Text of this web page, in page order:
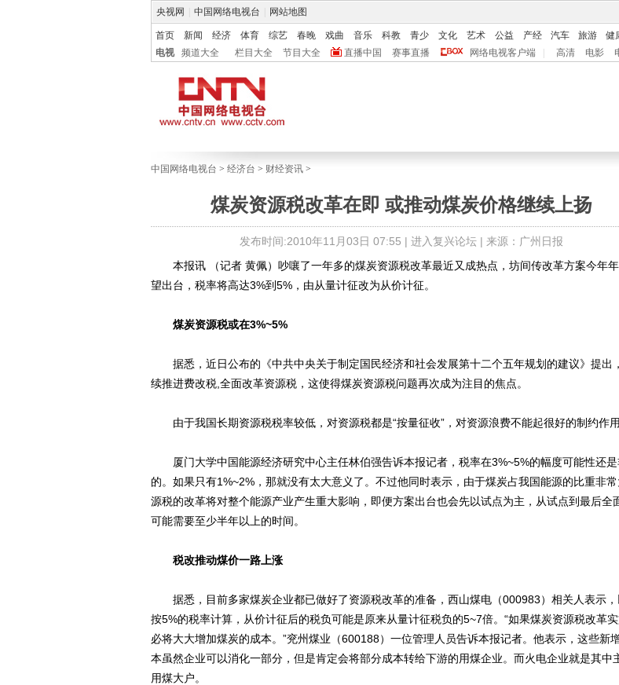
央视网 中国网络电视台 网站地图
首页 新闻 经济 体育 综艺 春晚 戏曲 音乐 科教 青少 文化 艺术 公益 产经 汽车 旅游 健
电视
频道大全 栏目大全 节目大全 直播中国 赛事直播 网络电视客户端 高清 电影
中国网络电视台 > 经济台 > 财经资讯 >
煤炭资源税改革在即 或推动煤炭价格继续上扬
发布时间:2010年11月03日 07:55 | 进入复兴论坛| 来源：广州日报
本报讯 （记者 黄佩）吵嚷了一年多的煤炭资源税改革最近又成热点，坊间传改革方案今年
望出台，税率将高达3%到5%，由从量计征改为从价计征。
煤炭资源税或在3%~5%
据悉，近日公布的《中共中央关于制定国民经济和社会发展第十二个五年规划的建议》提出
续推进费改税,全面改革资源税，这使得煤炭资源税问题再次成为注目的焦点。
由于我国长期资源税税率较低，对资源税都是“按量征收”，对资源浪费不能起很好的制约作用
厦门大学中国能源经济研究中心主任林伯强告诉本报记者，税率在3%~5%的幅度可能性还是
的。如果只有1%~2%，那就没有太大意义了。不过他同时表示，由于煤炭占我国能源的比重非
源税的改革将对整个能源产业产生重大影响，即便方案出台也会先以试点为主，从试点到最后全
可能需要至少半年以上的时间。
税改推动煤价一路上涨
据悉，目前多家煤炭企业都已做好了资源税改革的准备，西山煤电（000983）相关人表示，
按5%的税率计算，从价计征后的税负可能是原来从量计征税负的5~7倍。“如果煤炭资源税改革
必将大大增加煤炭的成本。”兖州煤业（600188）一位管理人员告诉本报记者。他表示，这些新
本虽然企业可以消化一部分，但是肯定会将部分成本转给下游的用煤企业。而火电企业就是其中
用煤大户。